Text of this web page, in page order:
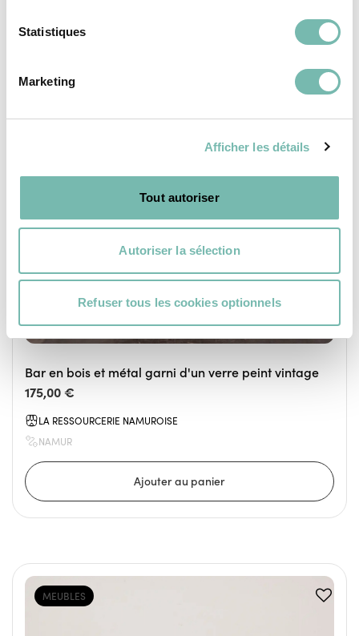
Statistiques
Marketing
Afficher les détails
Tout autoriser
Autoriser la sélection
Refuser tous les cookies optionnels
Bar en bois et métal garni d'un verre peint vintage
175,00 €
LA RESSOURCERIE NAMUROISE
NAMUR
MEUBLES